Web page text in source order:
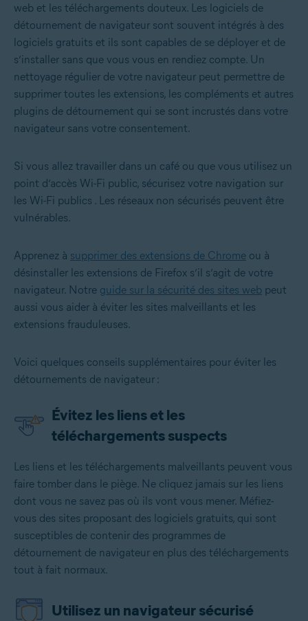
web et les téléchargements douteux. Les logiciels de
détournement de navigateur sont souvent intégrés à des
logiciels gratuits et ils sont capables de se déployer et de
s’installer sans que vous vous en rendiez compte. Un
nettoyage régulier de votre navigateur peut permettre de
supprimer toutes les extensions, les compléments et autres
plugins de détournement qui se sont incrustés dans votre
navigateur sans votre consentement.
Si vous allez travailler dans un café ou que vous utilisez un
point d’accès Wi-Fi public, sécurisez votre navigation sur
les Wi-Fi publics . Les réseaux non sécurisés peuvent être
vulnérables.
Apprenez à supprimer des extensions de Chrome ou à
désinstaller les extensions de Firefox s’il s’agit de votre
navigateur. Notre guide sur la sécurité des sites web peut
aussi vous aider à éviter les sites malveillants et les
extensions frauduleuses.
Voici quelques conseils supplémentaires pour éviter les
détournements de navigateur :
Évitez les liens et les
téléchargements suspects
Les liens et les téléchargements malveillants peuvent vous
faire tomber dans le piège. Ne cliquez jamais sur les liens
dont vous ne savez pas où ils vont vous mener. Méfiez-
vous des sites proposant des logiciels gratuits, qui sont
susceptibles de contenir des programmes de
détournement de navigateur en plus des téléchargements
tout à fait normaux.
Utilisez un navigateur sécurisé